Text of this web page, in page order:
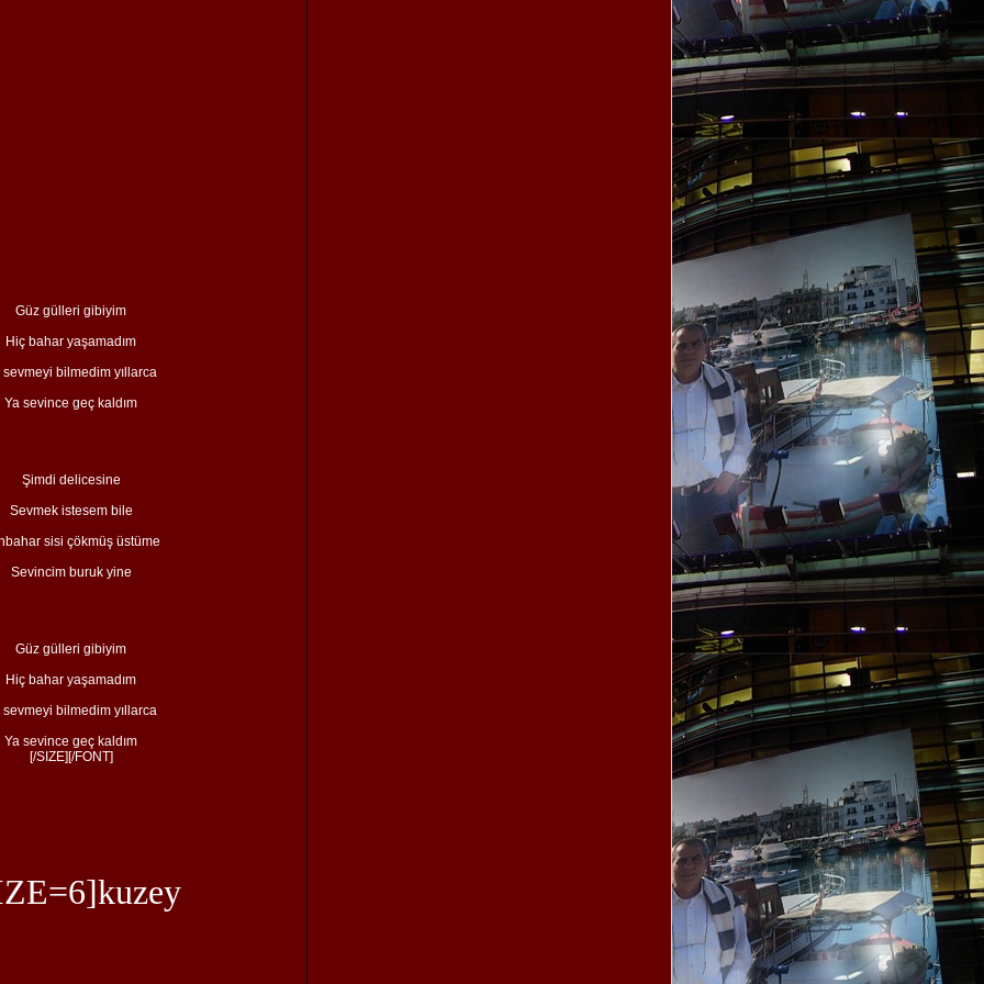
Güz gülleri gibiyim
Hiç bahar yaşamadım
sevmeyi bilmedim yıllarca
Ya sevince geç kaldım
Şimdi delicesine
Sevmek istesem bile
sisi çökmüş üstüme
Sevincim buruk yine
Güz gülleri gibiyim
Hiç bahar yaşamadım
sevmeyi bilmedim yıllarca
Ya sevince geç kaldım
[/SIZE][/FONT]